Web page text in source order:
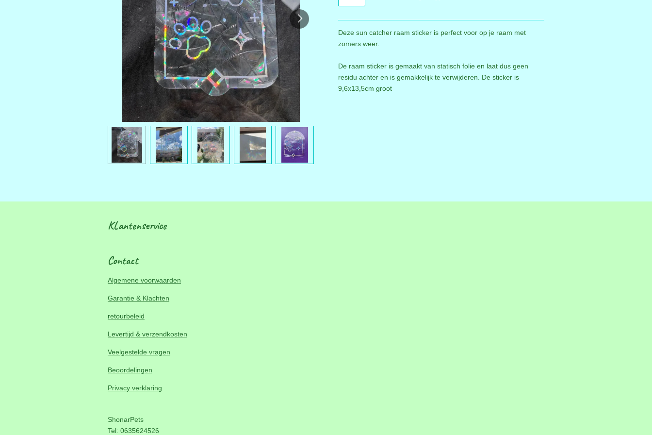
Deze sun catcher raam sticker is perfect voor op je raam met
zomers weer.
De raam sticker is gemaakt van statisch folie en laat dus geen
residu achter en is gemakkelijk te verwijderen. De sticker is
9,6x13,5cm groot
KLantenservice
Contact
Algemene voorwaarden
Garantie & Klachten
retourbeleid
Levertijd & verzendkosten
Veelgestelde vragen
Beoordelingen
Privacy verklaring
ShonarPets
Tel: 0635624526